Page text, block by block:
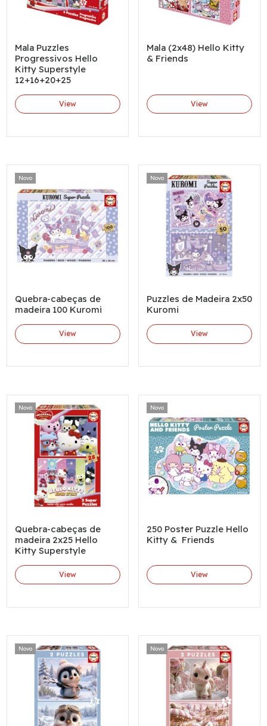
Mala Puzzles
Progressivos Hello
Kitty Superstyle
12+16+20+25
View
Mala (2x48) Hello Kitty
& Friends
View
Novo
Quebra-cabeças de
madeira 100 Kuromi
View
Novo
Puzzles de Madeira 2x50
Kuromi
View
Novo
Quebra-cabeças de
madeira 2x25 Hello
Kitty Superstyle
View
Novo
250 Poster Puzzle Hello
Kitty & Friends
View
Novo Novo